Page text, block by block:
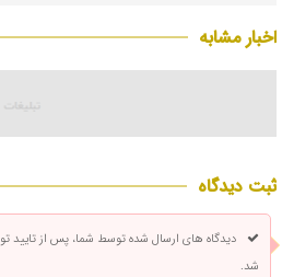
اخبار مشابه
ثبت دیدگاه
دیدگاه های ارسال شده توسط شما، پس از
شد.